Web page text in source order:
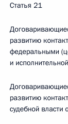
Статья 21
развитию
федеральными
и
развитию
судебной власти